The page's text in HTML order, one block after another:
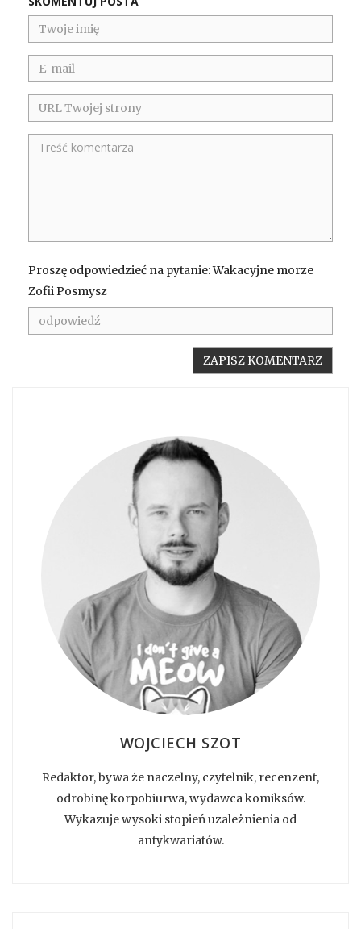
Proszę odpowiedzieć na pytanie: Wakacyjne morze
Zofii Posmysz
WOJCIECH SZOT
Redaktor, bywa że naczelny, czytelnik, recenzent,
odrobinę korpobiurwa, wydawca komiksów.
Wykazuje wysoki stopień uzależnienia od
antykwariatów.